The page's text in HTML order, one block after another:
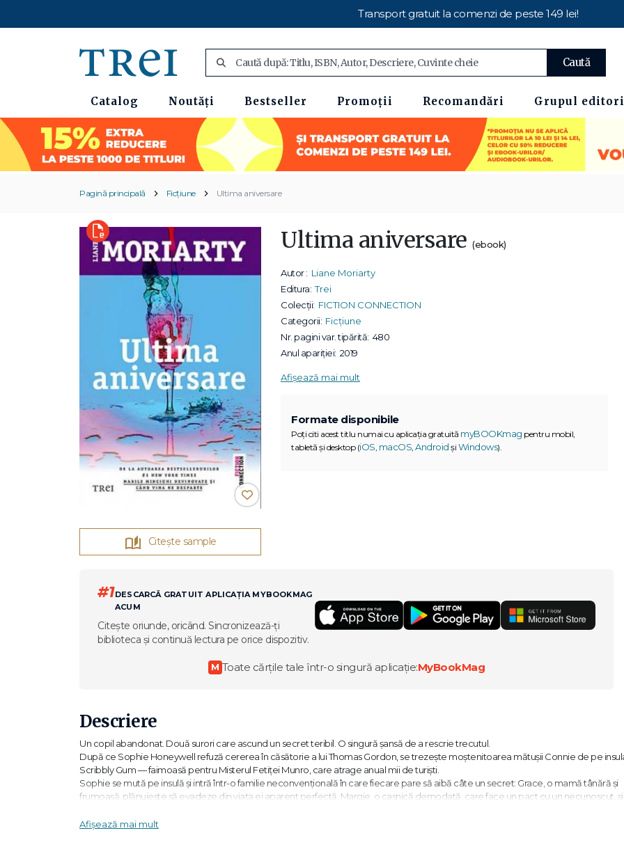
Transport gratuit la comenzi de peste 149 lei!
Caută
Catalog Noutăți Bestseller Promoții Recomandări Grupul
Pagină principală Ficțiune Ultima aniversare
Citește sample
Ultima aniversare (ebook)
Autor : Liane Moriarty
Editura: Trei
Colecții: FICTION CONNECTION
Categorii: Ficțiune
Nr. pagini var. tipărită: 480
Anul apariției: 2019
Afișează mai mult
Formate disponibile
Poți citi acest titlu numai cu aplicația gratuită myBOOKmag pentru mobil,
tabletă și desktop (iOS, macOS, Android și Windows).
#1DESCARCĂ GRATUIT APLICAȚIA MYBOOKMAG
ACUM
Citește oriunde, oricând. Sincronizează-ți
biblioteca și continuă lectura pe orice dispozitiv.
M Toate cărțile tale într-o singură aplicație:MyBookMag
Descriere
Un copil abandonat. Două surori care ascund un secret teribil. O singură șansă de a rescrie trecutul.
După ce Sophie Honeywell refuză cererea în căsătorie a lui Thomas Gordon, se trezește moștenitoarea mătușii Connie de pe
Scribbly Gum — faimoasă pentru Misterul Fetiţei Munro, care atrage anual mii de turişti.
Sophie se mută pe insulă și intră într-o familie neconvențională în care fiecare pare să aibă câte un secret: Grace, o mamă tânără şi
frumoasă, plănuieşte să evadeze din viaţa ei aparent perfectă, Margie, o casnică demodată, care face un pact cu un necunoscut, și
Când lucrurile se complică, Sophie își dă seama că uneori stă în puterea ta să construiești un final fericit pentru povestea pe care o
Afișează mai mult